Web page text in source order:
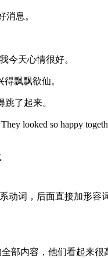
消息。
今天心情很好。
得飘飘欲仙。
跳了起来。
They looked so happy
动词，后面直接加形容
部内容，他们看起来